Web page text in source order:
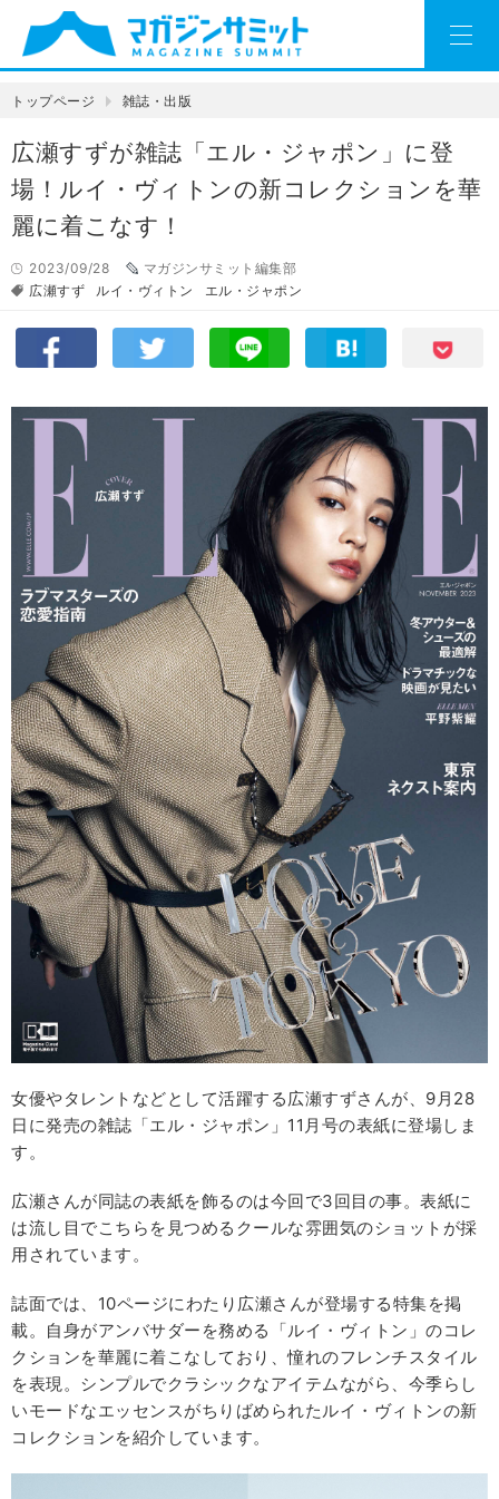
トップページ 雑誌・出版
広瀬すずが雑誌「エル・ジャポン」に登
場！ルイ・ヴィトンの新コレクションを華
麗に着こなす！
2023/09/28
マガジンサミット編集部
広瀬すず
ルイ・ヴィトン エル・ジャポン
女優やタレントなどとして活躍する広瀬すずさんが、9月28
日に発売の雑誌「エル・ジャポン」11月号の表紙に登場しま
す。
広瀬さんが同誌の表紙を飾るのは今回で3回目の事。表紙に
は流し目でこちらを見つめるクールな雰囲気のショットが採
用されています。
誌面では、10ページにわたり広瀬さんが登場する特集を掲
載。自身がアンバサダーを務める「ルイ・ヴィトン」のコレ
クションを華麗に着こなしており、憧れのフレンチスタイル
を表現。シンプルでクラシックなアイテムながら、今季らし
いモードなエッセンスがちりばめられたルイ・ヴィトンの新
コレクションを紹介しています。